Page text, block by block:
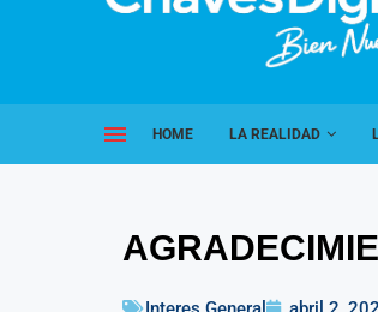
HOME LA REALIDAD